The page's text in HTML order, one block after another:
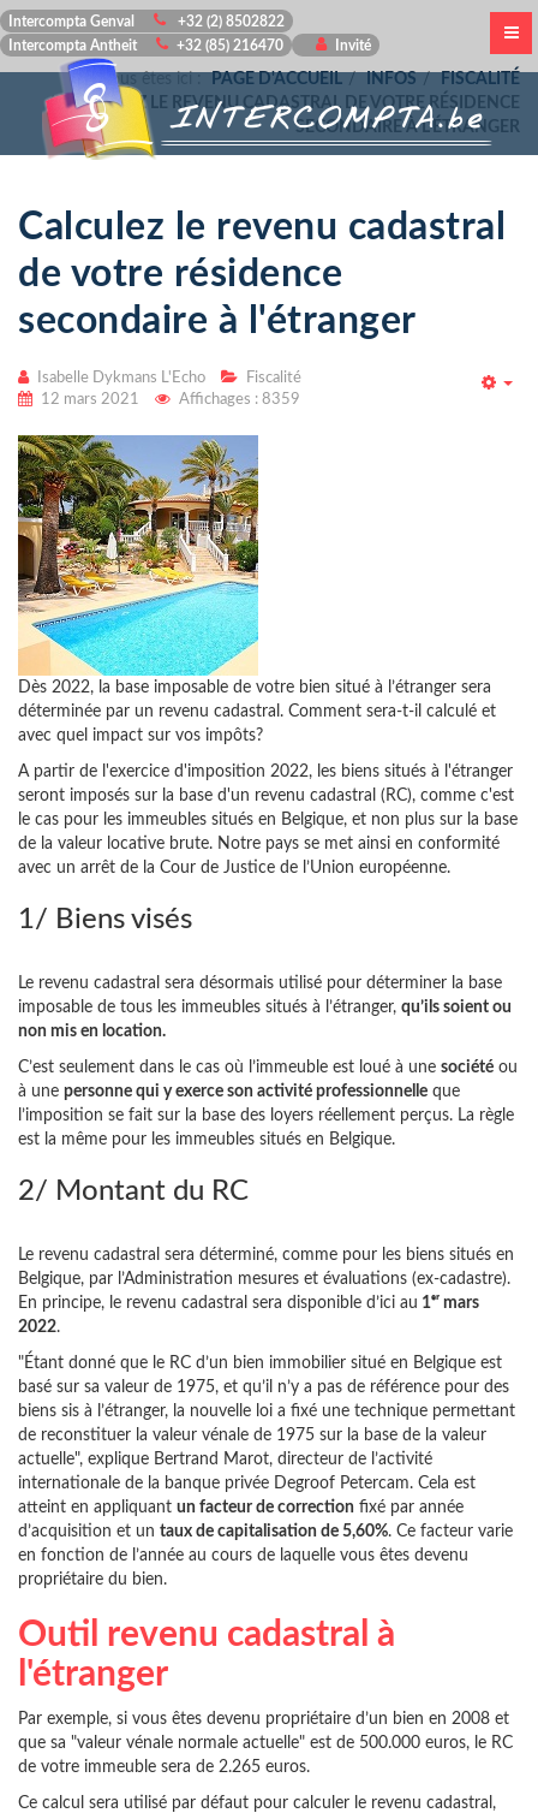
Intercompta Genval
+32 (2) 8502822
Intercompta Antheit
+32 (85) 216470 Invité
Vous êtes ici : PAGE D'ACCUEIL INFOS
FISCALITÉ
CALCULEZ LE REVENU CADASTRAL DE VOTRE RÉSIDENCE
SECONDAIRE À L'ÉTRANGER
Calculez le revenu cadastral
de votre résidence
secondaire à l'étranger
Isabelle Dykmans L'Echo
Fiscalité
12 mars 2021
Affichages : 8359
Dès 2022, la base imposable de votre bien situé à l’étranger sera
déterminée par un revenu cadastral. Comment sera-t-il calculé et
avec quel impact sur vos impôts?
A partir de l'exercice d'imposition 2022, les biens situés à l'étranger
seront imposés sur la base d'un revenu cadastral (RC), comme c'est
le cas pour les immeubles situés en Belgique, et non plus sur la base
de la valeur locative brute. Notre pays se met ainsi en conformité
avec un arrêt de la Cour de Justice de l’Union européenne.
1/ Biens visés
Le revenu cadastral sera désormais utilisé pour déterminer la base
imposable de tous les immeubles situés à l’étranger, qu’ils soient ou
non mis en location.
C’est seulement dans le cas où l’immeuble est loué à une société ou
à une personne qui y exerce son activité professionnelle que
l’imposition se fait sur la base des loyers réellement perçus. La règle
est la même pour les immeubles situés en Belgique.
2/ Montant du RC
Le revenu cadastral sera déterminé, comme pour les biens situés en
Belgique, par l’Administration mesures et évaluations (ex-cadastre).
En principe, le revenu cadastral sera disponible d’ici au 1ᵉʳ mars
2022.
"Étant donné que le RC d’un bien immobilier situé en Belgique est
basé sur sa valeur de 1975, et qu’il n’y a pas de référence pour des
biens sis à l’étranger, la nouvelle loi a fixé une technique permettant
de reconstituer la valeur vénale de 1975 sur la base de la valeur
actuelle", explique Bertrand Marot, directeur de l’activité
internationale de la banque privée Degroof Petercam. Cela est
atteint en appliquant un facteur de correction fixé par année
d’acquisition et un taux de capitalisation de 5,60%. Ce facteur varie
en fonction de l’année au cours de laquelle vous êtes devenu
propriétaire du bien.
Outil revenu cadastral à
l'étranger
Par exemple, si vous êtes devenu propriétaire d’un bien en 2008 et
que sa "valeur vénale normale actuelle" est de 500.000 euros, le RC
de votre immeuble sera de 2.265 euros.
Ce calcul sera utilisé par défaut pour calculer le revenu cadastral,